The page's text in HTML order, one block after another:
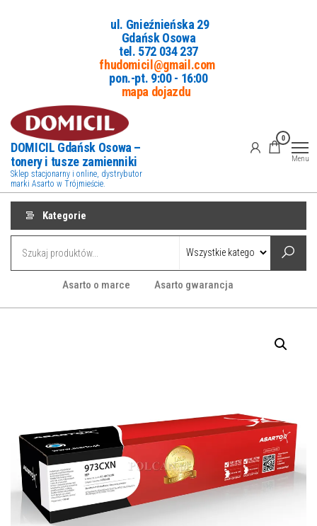
ul. Gnieźnieńska 29
Gdańsk Osowa
tel. 572 034 237
fhudomicil@gmail.com
pon.-pt. 9:00 - 16:00
mapa dojazdu
DOMICIL Gdańsk Osowa –
tonery i tusze zamienniki
Sklep stacjonarny i online, dystrybutor
marki Asarto w Trójmieście.
0
Menu
Kategorie
Asarto o marce Asarto gwarancja